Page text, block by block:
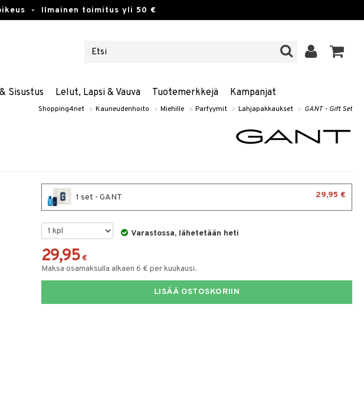
- Ilmainen toimitus yli 50 €
Sisustus Lelut, Lapsi & Vauva Tuotemerkkejä Kampanjat
Shopping4net » Kauneudenhoito » Miehille » Parfyymit » Lahjapakkaukset » GANT - Gift Set
1 set - GANT 29,95 €
Varastossa, lähetetään heti
29,95 €
Maksa osamaksulla alkaen 6 € per kuukausi.
LISÄÄ OSTOSKORIIN